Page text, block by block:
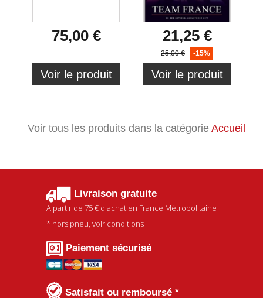
75,00 €
Voir le produit
21,25 €
25,00 € -15%
Voir le produit
Voir tous les produits dans la catégorie Accueil
Livraison gratuite
A partir de 75 € d'achat en France Métropolitaine
* hors pneu, voir conditions
Paiement sécurisé
Satisfait ou remboursé *